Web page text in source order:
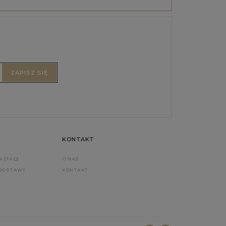
ZAPISZ SIĘ
(FAQ)
KONTAKT
O NAS
KONTAKT